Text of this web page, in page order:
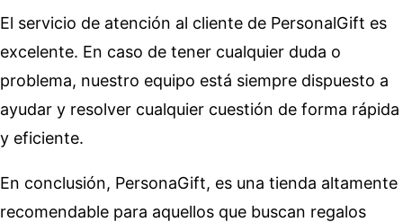
El servicio de atención al cliente de PersonalGift es
excelente. En caso de tener cualquier duda o
problema, nuestro equipo está siempre dispuesto a
ayudar y resolver cualquier cuestión de forma rápida
y eficiente.
En conclusión, PersonaGift, es una tienda altamente
recomendable para aquellos que buscan regalos